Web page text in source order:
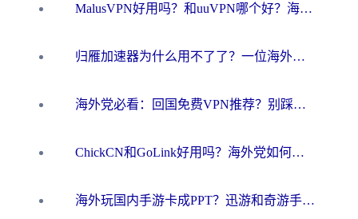
MalusVPN好用吗？和uuVPN哪个好？海外党无缝访问国内资源的真实对比与选择指南
归雁加速器为什么用不了了？一位海外游子的真实困惑与技术解答
海外党必看：回国免费VPN推荐？别踩坑！教你选对加速器无缝刷国内资源
ChickCN和GoLink好用吗？海外党如何选对回国加速器
海外玩国内手游卡成PPT？迅游和奇游手游哪个好？一篇讲透回国加速器怎么选